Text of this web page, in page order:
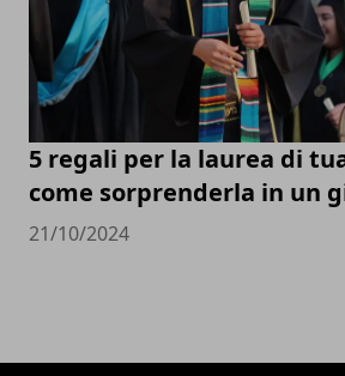
5 regali per la laurea di
come sorprenderla in un
21/10/2024